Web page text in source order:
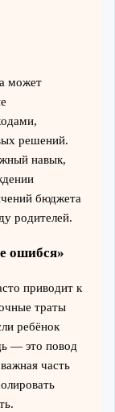
может
решений.
навык,
бюджета
родителей.
ошибся»
приводит к
траты
ребёнок
— это повод
часть